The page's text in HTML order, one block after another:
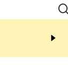
éclater et